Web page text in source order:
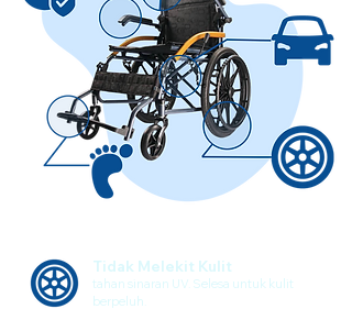
Tidak Melekit Kulit
tahan sinaran UV. Selesa untuk kulit
berpeluh.